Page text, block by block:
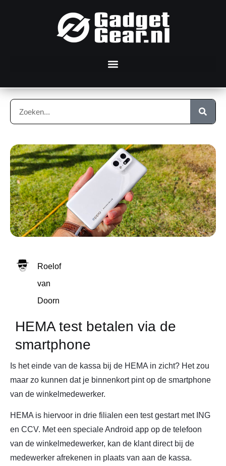
Roelof
van
Doorn
HEMA test betalen via de
smartphone
Is het einde van de kassa bij de HEMA in zicht? Het zou
maar zo kunnen dat je binnenkort pint op de smartphone
van de winkelmedewerker.
HEMA is hiervoor in drie filialen een test gestart met ING
en CCV. Met een speciale Android app op de telefoon
van de winkelmedewerker, kan de klant direct bij de
medewerker afrekenen in plaats van aan de kassa.